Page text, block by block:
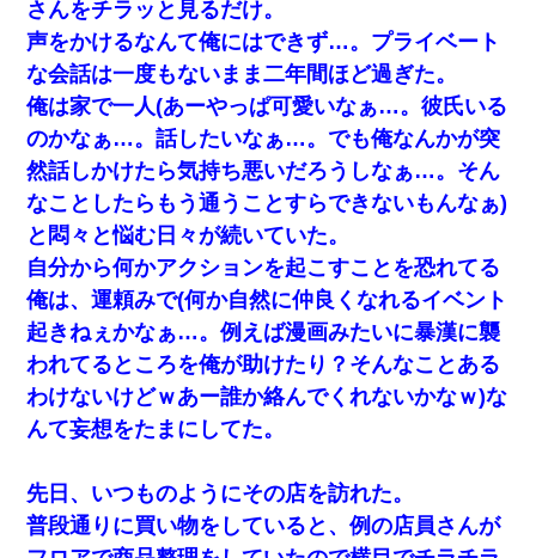
さんをチラッと見るだけ。
声をかけるなんて俺にはできず…。プライベート
な会話は一度もないまま二年間ほど過ぎた。
俺は家で一人(あーやっぱ可愛いなぁ…。彼氏いる
のかなぁ…。話したいなぁ…。でも俺なんかが突
然話しかけたら気持ち悪いだろうしなぁ…。そん
なことしたらもう通うことすらできないもんなぁ)
と悶々と悩む日々が続いていた。
自分から何かアクションを起こすことを恐れてる
俺は、運頼みで(何か自然に仲良くなれるイベント
起きねぇかなぁ…。例えば漫画みたいに暴漢に襲
われてるところを俺が助けたり？そんなことある
わけないけどｗあー誰か絡んでくれないかなｗ)な
んて妄想をたまにしてた。
先日、いつものようにその店を訪れた。
普段通りに買い物をしていると、例の店員さんが